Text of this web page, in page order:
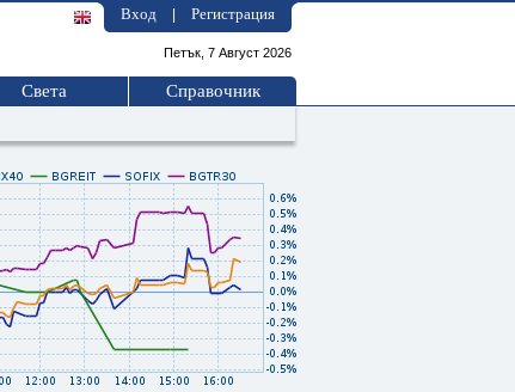
Вход Регистрация
Петък, 7 Август 2026
Света Справочник